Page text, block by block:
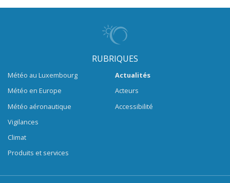
RUBRIQUES
Météo au Luxembourg
Météo en Europe
Météo aéronautique
Vigilances
Climat
Produits et services
Actualités
Acteurs
Accessibilité